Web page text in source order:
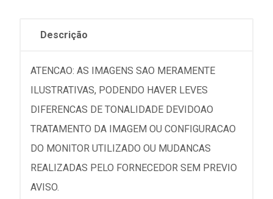
Descrição
ATENCAO: AS IMAGENS SAO MERAMENTE
ILUSTRATIVAS, PODENDO HAVER LEVES
DIFERENCAS DE TONALIDADE DEVIDOAO
TRATAMENTO DA IMAGEM OU CONFIGURACAO
DO MONITOR UTILIZADO OU MUDANCAS
REALIZADAS PELO FORNECEDOR SEM PREVIO
AVISO.